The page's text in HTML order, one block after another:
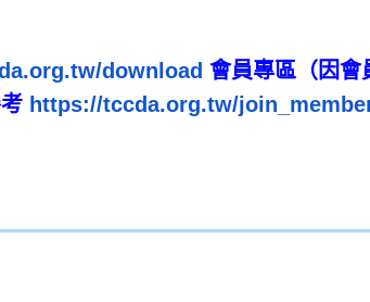
download 會員專區（因會
https://tccda.org.tw/